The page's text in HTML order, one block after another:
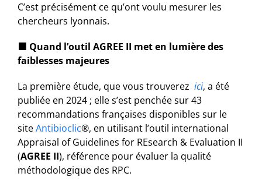
C’est précisément ce qu’ont voulu mesurer les
chercheurs lyonnais.
🟧 Quand l’outil AGREE II met en lumière des
faiblesses majeures
La première étude, que vous trouverez ici, a été
publiée en 2024 ; elle s’est penchée sur 43
recommandations françaises disponibles sur le
siteAntibioclic®, en utilisant l’outil international
Appraisal of Guidelines for REsearch & Evaluation II
(AGREE II), référence pour évaluer la qualité
méthodologique des RPC.